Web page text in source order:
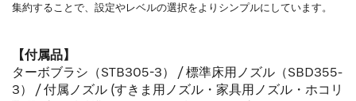
集約することで、設定やレベルの選択をよりシンプルにしています。
【付属品】
ターボブラシ（STB305-3） / 標準床用ノズル（SBD355-
3） / 付属ノズル (すきま用ノズル・家具用ノズル・ホコリ